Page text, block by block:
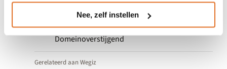
Nee, zelf instellen
Soort usecase specifieke
Domeinoverstijgend
Gerelateerd aan Wegiz